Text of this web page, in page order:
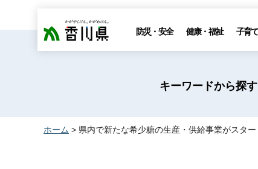
香川県 防災・安全 健康・福祉 子育
キーワードから探す
ホーム > 県内で新たな希少糖の生産・供給事業がスタ